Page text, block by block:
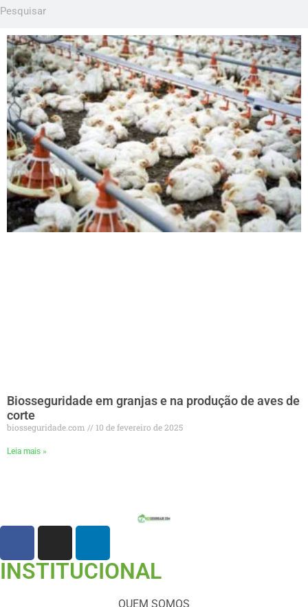
Biosseguridade em granjas e na produção de aves de
corte
biosseguridade.com 10 de fevereiro de 2025
Leia mais »
INSTITUCIONAL
QUEM SOMOS